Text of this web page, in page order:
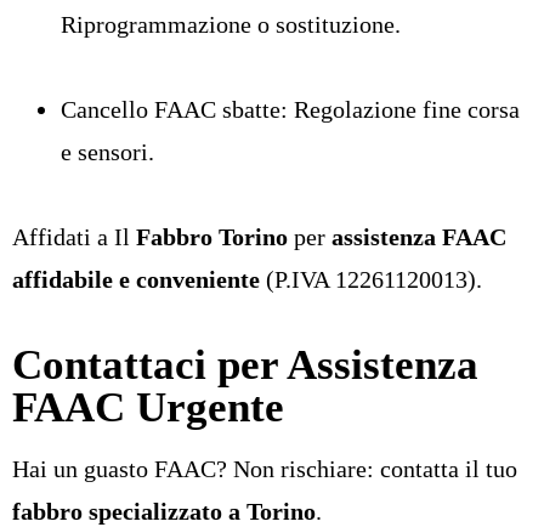
Riprogrammazione o sostituzione.
Cancello FAAC sbatte: Regolazione fine corsa
e sensori.
Affidati a Il Fabbro Torino per assistenza FAAC
affidabile e conveniente (P.IVA 12261120013).
Contattaci per Assistenza
FAAC Urgente
Hai un guasto FAAC? Non rischiare: contatta il tuo
fabbro specializzato a Torino.